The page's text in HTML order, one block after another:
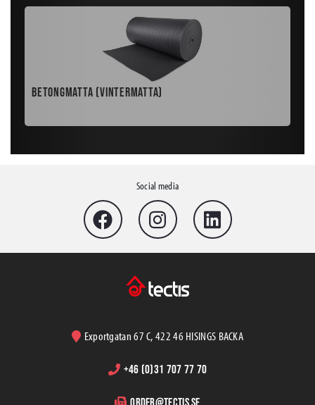
500
Betongmatta (vintermatta)
Social media
Exportgatan 67 C, 422 46 HISINGS BACKA
+46 (0)31 707 77 70
order@tectis.se